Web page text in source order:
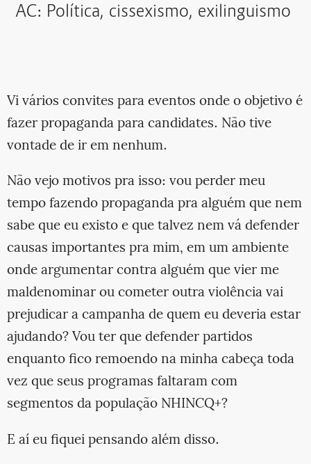
AC: Política, cissexismo, exilinguismo
Vi vários convites para eventos onde o objetivo é
fazer propaganda para candidates. Não tive
vontade de ir em nenhum.
Não vejo motivos pra isso: vou perder meu
tempo fazendo propaganda pra alguém que nem
sabe que eu existo e que talvez nem vá defender
causas importantes pra mim, em um ambiente
onde argumentar contra alguém que vier me
maldenominar ou cometer outra violência vai
prejudicar a campanha de quem eu deveria estar
ajudando? Vou ter que defender partidos
enquanto fico remoendo na minha cabeça toda
vez que seus programas faltaram com
segmentos da população NHINCQ+?
E aí eu fiquei pensando além disso.